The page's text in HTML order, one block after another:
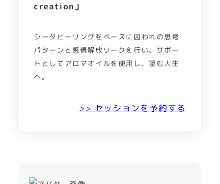
creation」
シータヒーリングをベースに囚われの思考
パターンと感情解放ワークを行い、サポー
トとしてアロマオイルを使用し、望む人生
へ。
>> セッションを予約する